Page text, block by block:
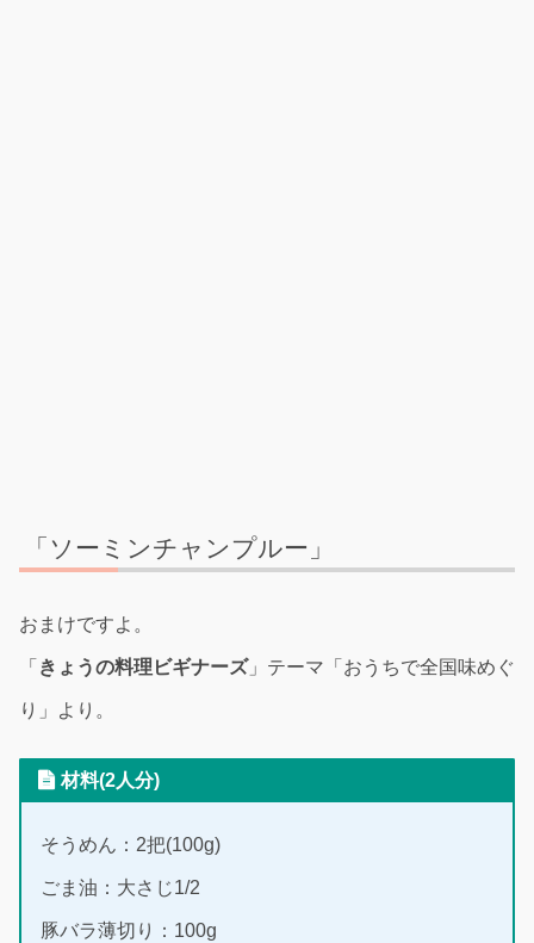
「ソーミンチャンプルー」
おまけですよ。
「 きょうの料理ビギナーズ」テーマ「おうちで全国味めぐ
り」より。
材料(2人分)
そうめん：2把(100g)
ごま油：大さじ1/2
豚バラ薄切り：100g